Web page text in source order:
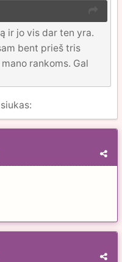
ir jo vis dar ten yra.
bent prieš tris
rankoms. Gal